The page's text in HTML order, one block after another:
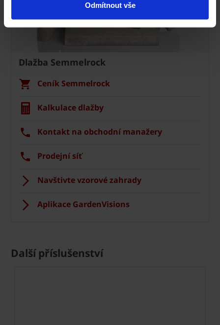
Odmítnout vše
Dlažba Semmelrock
Ceník Semmelrock
Kalkulace dlažby
Kontakt na obchodní manažery
Prodejní síť
Navštivte vzorové zahrady
Aplikace GardenVisions
Další příslušenství